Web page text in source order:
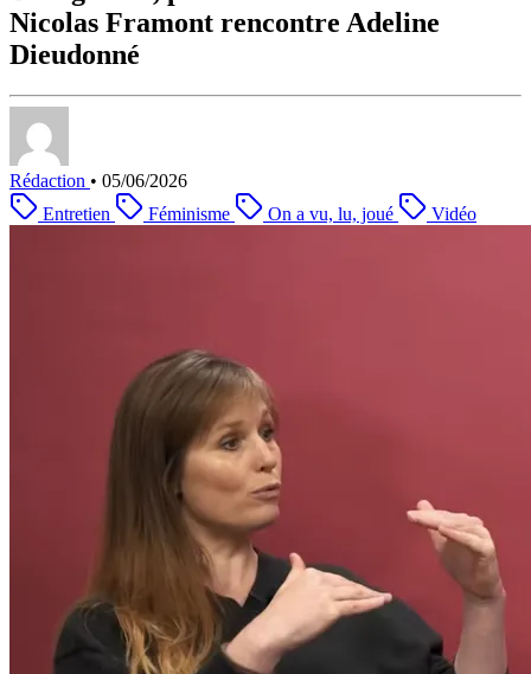
Nicolas Framont rencontre Adeline
Dieudonné
Rédaction • 05/06/2026
Entretien
Féminisme On a vu, lu, joué Vidéo